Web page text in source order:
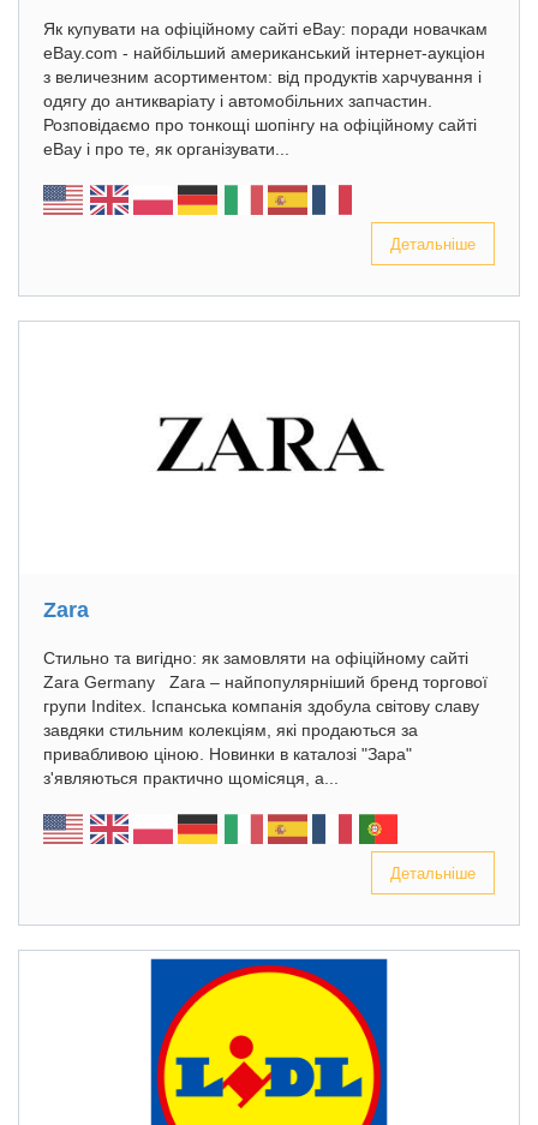
Як купувати на офіційному сайті eBay: поради новачкам
eBay.com - найбільший американський інтернет-аукціон
з величезним асортиментом: від продуктів харчування і
одягу до антикваріату і автомобільних запчастин.
Розповідаємо про тонкощі шопінгу на офіційному сайті
eBay і про те, як організувати...
Детальніше
Zara
Стильно та вигідно: як замовляти на офіційному сайті
Zara Germany Zara – найпопулярніший бренд торгової
групи Inditex. Іспанська компанія здобула світову славу
завдяки стильним колекціям, які продаються за
привабливою ціною. Новинки в каталозі "Зара"
з'являються практично щомісяця, а...
Детальніше